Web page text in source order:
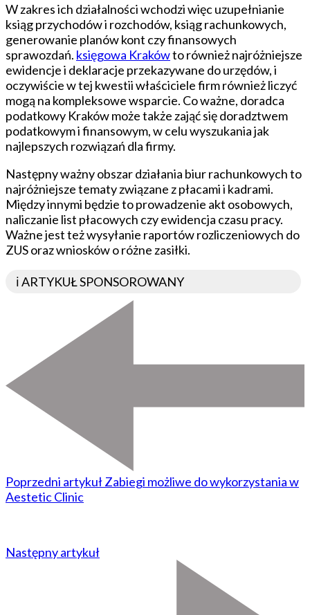
W zakres ich działalności wchodzi więc uzupełnianie
ksiąg przychodów i rozchodów, ksiąg rachunkowych,
generowanie planów kont czy finansowych
sprawozdań. księgowa Krakówto również najróżniejsze
ewidencje i deklaracje przekazywane do urzędów, i
oczywiście w tej kwestii właściciele firm również liczyć
mogą na kompleksowe wsparcie. Co ważne, doradca
podatkowy Kraków może także zająć się doradztwem
podatkowym i finansowym, w celu wyszukania jak
najlepszych rozwiązań dla firmy.
Następny ważny obszar działania biur rachunkowych to
najróżniejsze tematy związane z płacami i kadrami.
Między innymi będzie to prowadzenie akt osobowych,
naliczanie list płacowych czy ewidencja czasu pracy.
Ważne jest też wysyłanie raportów rozliczeniowych do
ZUS oraz wniosków o różne zasiłki.
ℹ️ ARTYKUŁ SPONSOROWANY
Poprzedni artykułZabiegi możliwe do wykorzystania w
Aestetic Clinic
Następny artykuł